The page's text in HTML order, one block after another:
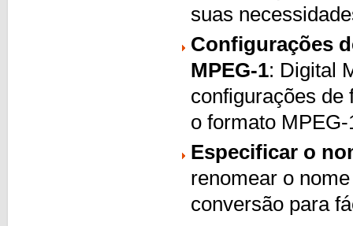
suas
Configurações
MPEG-1: Digital
​​configurações de
o formato
Especificar o
renomear o
conversão para